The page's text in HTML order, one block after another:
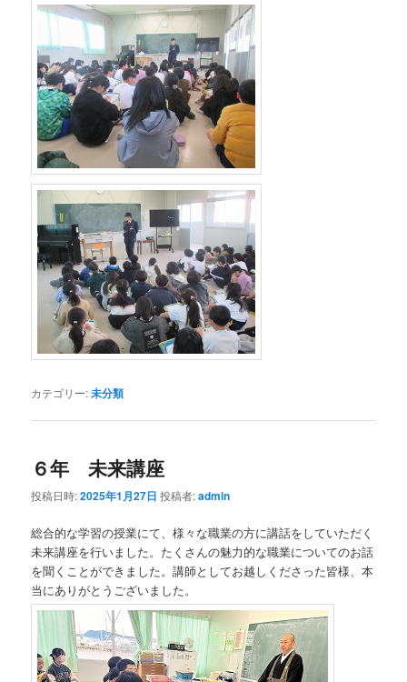
カテゴリー:未分類
６年 未来講座
投稿日時:2025年1月27日 投稿者:admin
総合的な学習の授業にて、様々な職業の方に講話をしていただく
未来講座を行いました。たくさんの魅力的な職業についてのお話
を聞くことができました。講師としてお越しくださった皆様、本
当にありがとうございました。